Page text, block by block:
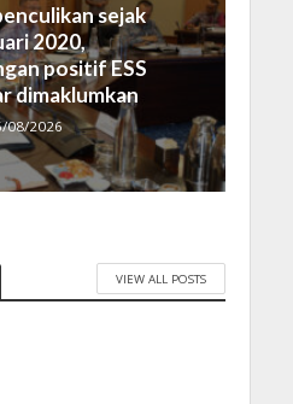
sejak
2020,
positif ESS
dimaklumkan
08/2026
VIEW ALL POSTS